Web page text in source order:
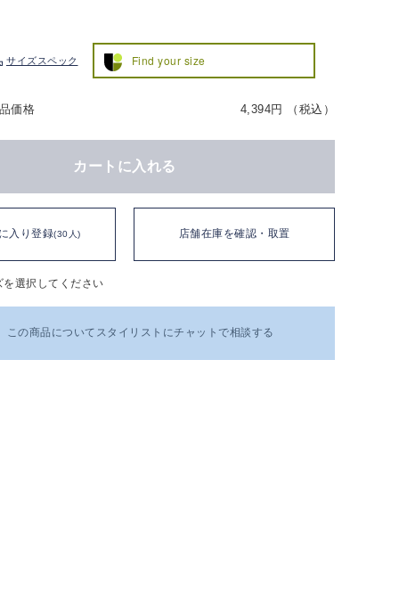
サイズスペック Find your size
価格 4,394円 （税込）
カートに入れる
入り登録(30人) 店舗在庫を確認・取置
選択してください
この商品についてスタイリストにチャットで相談する